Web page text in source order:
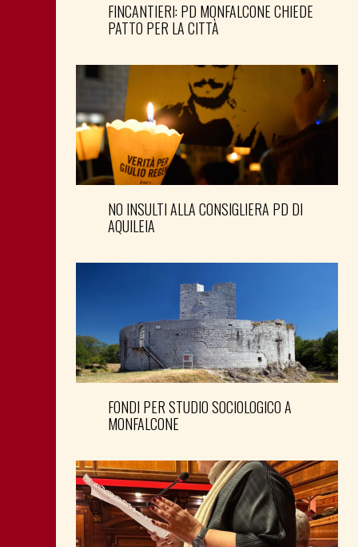
FINCANTIERI: PD MONFALCONE CHIEDE
PATTO PER LA CITTÀ
NO INSULTI ALLA CONSIGLIERA PD DI
AQUILEIA
FONDI PER STUDIO SOCIOLOGICO A
MONFALCONE